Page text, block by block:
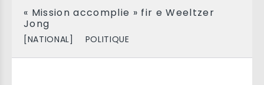
« Mission accomplie » fir e Weeltzer
Jong
[NATIONAL] POLITIQUE